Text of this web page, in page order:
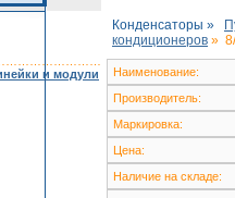
и модули
Конденсаторы »
кондиционеров »
Наименование:
Производитель:
Маркировка:
Цена:
Наличие на складе: